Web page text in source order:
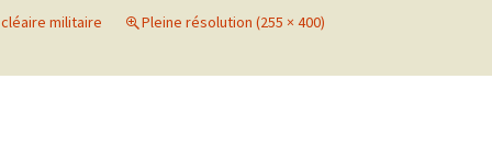
militaire Pleine résolution (255 × 400)